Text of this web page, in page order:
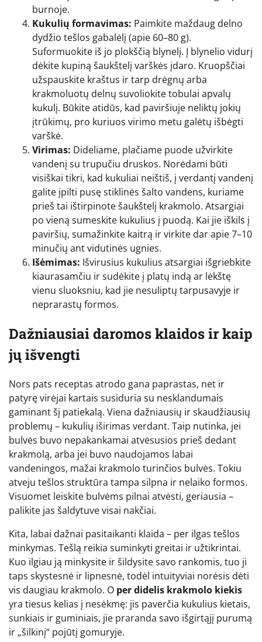
burnoje.
Kukulių formavimas: Paimkite maždaug delno
dydžio tešlos gabalėlį (apie 60–80 g).
Suformuokite iš jo plokščią blynelį. Į blynelio vidurį
dėkite kupiną šaukštelį varškės įdaro. Kruopščiai
užspauskite kraštus ir tarp drėgnų arba
krakmoluotų delnų suvoliokite tobulai apvalų
kukulį. Būkite atidūs, kad paviršiuje neliktų jokių
įtrūkimų, pro kuriuos virimo metu galėtų išbėgti
varškė.
Virimas: Dideliame, plačiame puode užvirkite
vandenį su trupučiu druskos. Norėdami būti
visiškai tikri, kad kukuliai neištiš, į verdantį vandenį
galite įpilti pusę stiklinės šalto vandens, kuriame
prieš tai ištirpinote šaukštelį krakmolo. Atsargiai
po vieną sumeskite kukulius į puodą. Kai jie iškils į
paviršių, sumažinkite kaitrą ir virkite dar apie 7–10
minučių ant vidutinės ugnies.
Išėmimas: Išvirusius kukulius atsargiai išgriebkite
kiaurasamčiu ir sudėkite į platų indą ar lėkštę
vienu sluoksniu, kad jie nesuliptų tarpusavyje ir
neprarastų formos.
Dažniausiai daromos klaidos ir kaip
jų išvengti
Nors pats receptas atrodo gana paprastas, net ir
patyrę virėjai kartais susiduria su nesklandumais
gaminant šį patiekalą. Viena dažniausių ir skaudžiausių
problemų – kukulių iširimas verdant. Taip nutinka, jei
bulvės buvo nepakankamai atvėsusios prieš dedant
krakmolą, arba jei buvo naudojamos labai
vandeningos, mažai krakmolo turinčios bulvės. Tokiu
atveju tešlos struktūra tampa silpna ir nelaiko formos.
Visuomet leiskite bulvėms pilnai atvėsti, geriausia –
palikite jas šaldytuve visai nakčiai.
Kita, labai dažnai pasitaikanti klaida – per ilgas tešlos
minkymas. Tešlą reikia suminkyti greitai ir užtikrintai.
Kuo ilgiau ją minkysite ir šildysite savo rankomis, tuo ji
taps skystesnė ir lipnesnė, todėl intuityviai norėsis dėti
vis daugiau krakmolo. O per didelis krakmolo kiekis
yra tiesus kelias į nesėkmę: jis paverčia kukulius kietais,
sunkiais ir guminiais, jie praranda savo išgirtąjį purumą
ir „šilkinį“ pojūtį gomuryje.